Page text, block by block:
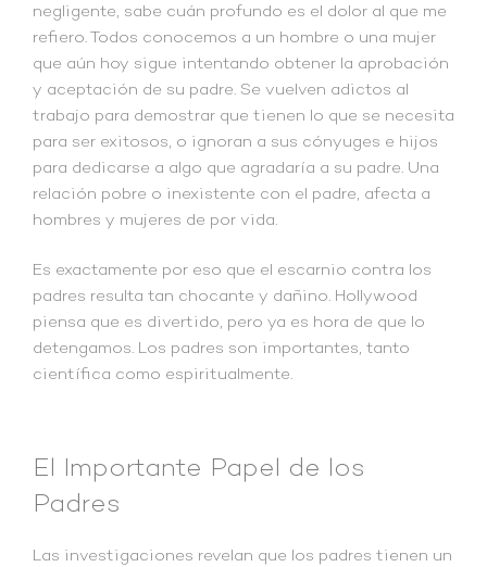
negligente, sabe cuán profundo es el dolor al que me
refiero. Todos conocemos a un hombre o una mujer
que aún hoy sigue intentando obtener la aprobación
y aceptación de su padre. Se vuelven adictos al
trabajo para demostrar que tienen lo que se necesita
para ser exitosos, o ignoran a sus cónyuges e hijos
para dedicarse a algo que agradaría a su padre. Una
relación pobre o inexistente con el padre, afecta a
hombres y mujeres de por vida.
Es exactamente por eso que el escarnio contra los
padres resulta tan chocante y dañino. Hollywood
piensa que es divertido, pero ya es hora de que lo
detengamos. Los padres son importantes, tanto
científica como espiritualmente.
El Importante Papel de los
Padres
Las investigaciones revelan que los padres tienen un